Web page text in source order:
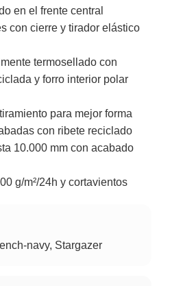
en el frente central
con cierre y tirador elástico
termosellado con
y forro interior polar
para mejor forma
con ribete reciclado
10.000 mm con acabado
g/m²/24h y cortavientos
navy, Stargazer